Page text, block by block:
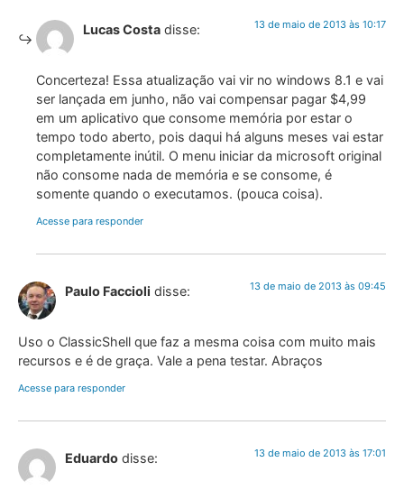
Lucas Costa disse: 13 de maio de 2013 às 10:17
Concerteza! Essa atualização vai vir no windows 8.1 e vai
ser lançada em junho, não vai compensar pagar $4,99
em um aplicativo que consome memória por estar o
tempo todo aberto, pois daqui há alguns meses vai estar
completamente inútil. O menu iniciar da microsoft original
não consome nada de memória e se consome, é
somente quando o executamos. (pouca coisa).
Acesse para responder
Paulo Faccioli disse: 13 de maio de 2013 às 09:45
Uso o ClassicShell que faz a mesma coisa com muito mais
recursos e é de graça. Vale a pena testar. Abraços
Acesse para responder
Eduardo disse: 13 de maio de 2013 às 17:01